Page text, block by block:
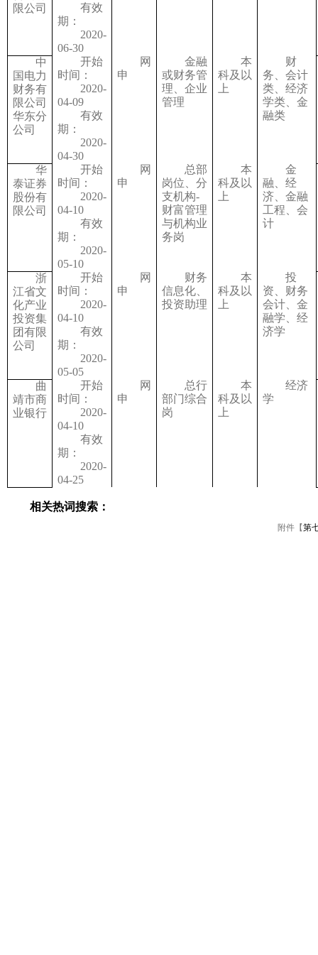
限公司
有效
期：
2020-
06-30
中
国电力
财务有
限公司
华东分
公司
开始
时间：
2020-
04-09
有效
期：
2020-
04-30
网
申
金融
或财务管
理、企业
管理
本
科及以
上
财
务、会计
类、经济
学类、金
融类
华
泰证券
股份有
限公司
开始
时间：
2020-
04-10
有效
期：
2020-
05-10
网
申
总部
岗位、分
支机构-
财富管理
与机构业
务岗
本
科及以
上
金
融、经
济、金融
工程、会
计
浙
江省文
化产业
投资集
团有限
公司
开始
时间：
2020-
04-10
有效
期：
2020-
05-05
网
申
财务
信息化、
投资助理
本
科及以
上
投
资、财务
会计、金
融学、经
济学
曲
靖市商
业银行
开始
时间：
2020-
04-10
有效
期：
2020-
04-25
网
申
总行
部门综合
岗
本
科及以
上
经济
学
相关热词搜索：
附件【第